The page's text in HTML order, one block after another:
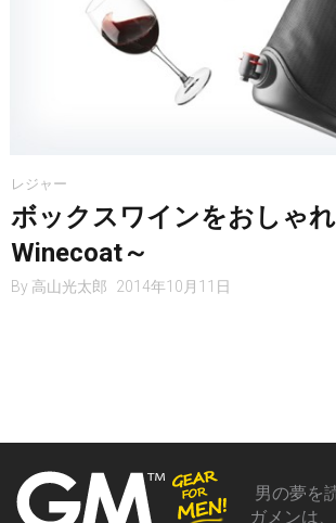
レジャー
ボックスワインをおしゃ
Winecoat～
By 高山光太郎 2014年10月11日
男の夢を
ガメンは